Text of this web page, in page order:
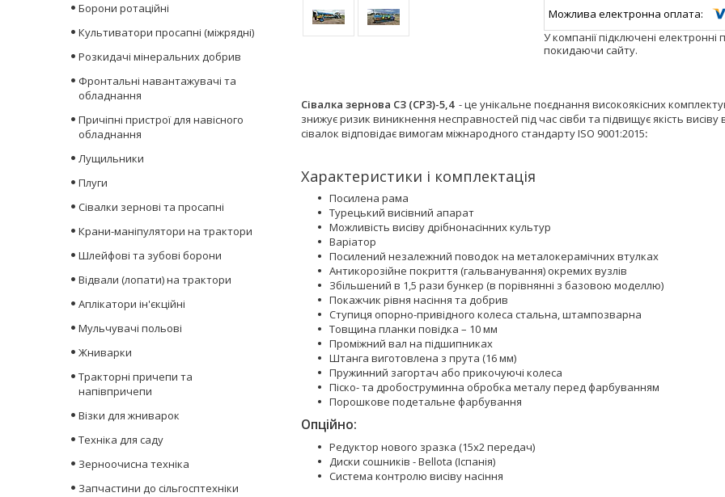
У компанії підключені
покидаючи сайту.
Сівалка зернова СЗ (СРЗ)-5,4 - це унікальне поєднання високоякісних
знижує ризик виникнення несправностей під час сівби та підвищує якість
сівалок відповідає вимогам міжнародного стандарту ISO 9001:2015:
Характеристики і комплектація
Посилена рама
Турецький висівний апарат
Можливість висіву дрібнонасінних культур
Варіатор
Посилений незалежний поводок на металокерамічних втулках
Антикорозійне покриття (гальванування) окремих вузлів
Збільшений в 1,5 рази бункер (в порівнянні з базовою моделлю)
Покажчик рівня насіння та добрив
Ступиця опорно-привідного колеса стальна, штампозварна
Товщина планки повідка – 10 мм
Проміжний вал на підшипниках
Штанга виготовлена з прута (16 мм)
Пружинний загортач або прикочуючі колеса
Піско- та дробоструминна обробка металу перед фарбуванням
Порошкове подетальне фарбування
Опційно:
Редуктор нового зразка (15х2 передач)
Диски сошників - Bellota (Іспанія)
Система контролю висіву насіння
Борони ротаційні
Культиватори просапні (міжрядні)
Розкидачі мінеральних добрив
Фронтальні навантажувачі та
обладнання
Причіпні пристрої для навісного
обладнання
Лущильники
Плуги
Сівалки зернові та просапні
Крани-маніпулятори на трактори
Шлейфові та зубові борони
Відвали (лопати) на трактори
Аплікатори ін'єкційні
Мульчувачі польові
Жниварки
Тракторні причепи та
напівпричепи
Візки для жниварок
Техніка для саду
Зерноочисна техніка
Запчастини до сільгосптехніки